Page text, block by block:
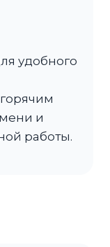
удобного
и
работы.